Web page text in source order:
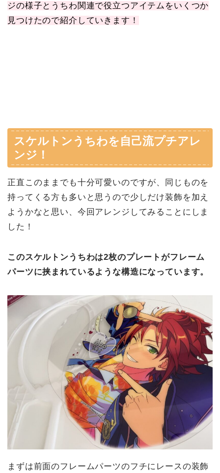
ジの様子とうちわ関連で役立つアイテムをいくつか
見つけたので紹介していきます！
スケルトンうちわを自己流プチアレ
ンジ！
正直このままでも十分可愛いのですが、同じものを
持ってくる方も多いと思うので少しだけ装飾を加え
ようかなと思い、今回アレンジしてみることにしま
した！
このスケルトンうちわは2枚のプレートがフレーム
パーツに挟まれているような構造になっています。
まずは前面のフレームパーツのフチにレースの装飾